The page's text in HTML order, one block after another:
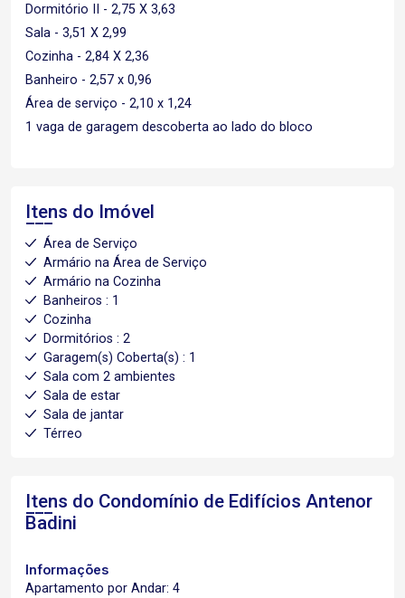
Dormitório II - 2,75 X 3,63
Sala - 3,51 X 2,99
Cozinha - 2,84 X 2,36
Banheiro - 2,57 x 0,96
Área de serviço - 2,10 x 1,24
1 vaga de garagem descoberta ao lado do bloco
Itens do Imóvel
Área de Serviço
Armário na Área de Serviço
Armário na Cozinha
Banheiros : 1
Cozinha
Dormitórios : 2
Garagem(s) Coberta(s) : 1
Sala com 2 ambientes
Sala de estar
Sala de jantar
Térreo
Itens do Condomínio de Edifícios Antenor
Badini
Informações
Apartamento por Andar: 4